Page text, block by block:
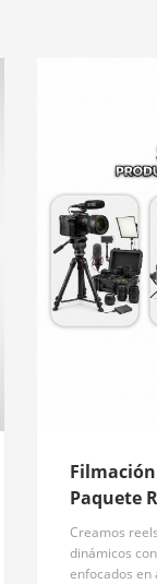
Paquete
Creamos
dinámicos
enfocados en